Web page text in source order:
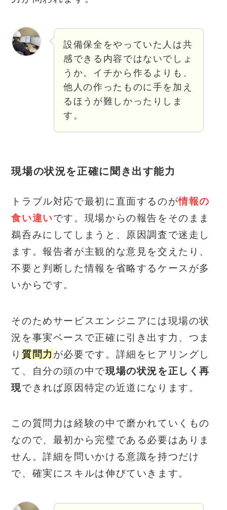
設備保全をやっていた人は共
感できる内容ではないでしょ
うか。イチから作るよりも、
他人の作ったものに手を加え
るほうが難しかったりしま
す。
現場の状況を正確に聞き出す能力
トラブル対応で最初に直面するのが情報の
食い違いです。現場からの報告をそのまま
鵜呑みにしてしまうと、原因調査で迷走し
ます。報告者が主観的な意見を交えたり、
不要と判断した情報を省略するケースが多
いからです。
そのためサービスエンジニアには現場の状
況を事実ベースで正確に引き出す力、つま
り質問力 が必要です。詳細をヒアリングし
て、自分の頭の中で現場の状況を正しく再
現できれば原因特定の近道になります。
この質問力は経験の中で磨かれていくもの
なので、最初から完璧である必要はありま
せん。詳細を問いかける意識を持つだけ
で、確実にスキルは伸びていきます。